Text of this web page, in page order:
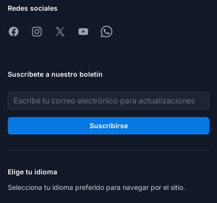
Redes sociales
FacebookInstagram
X YoutubeWhatsapp
Suscríbete a nuestro boletín
Dirección de correo electrónico
Suscribirse
Elige tu idioma
Selecciona tu idioma preferido para navegar por el sitio.